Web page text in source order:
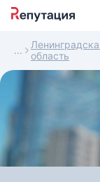
область